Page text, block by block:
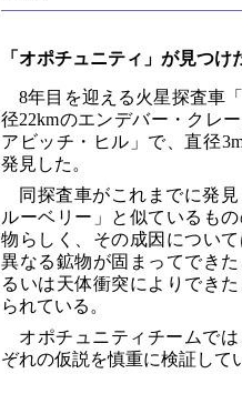
「オポチュニティ」が見つけ
8年目を迎える火星探査車
径22kmのエンデバー・クレ
アビッチ・ヒル」で、直径
発見した。
同探査車がこれまでに発
ルーベリー」と似ているも
物らしく、その成因につい
異なる鉱物が固まってでき
るいは天体衝突によりでき
られている。
オポチュニティチームで
ぞれの仮説を慎重に検証して